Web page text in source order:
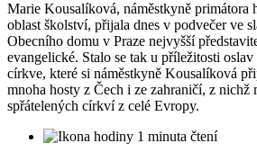
Marie Kousalíková, náměstkyně primátora
oblast školství, přijala dnes v podvečer ve
Obecního domu v Praze nejvyšší
evangelické. Stalo se tak u příležitosti
církve, které si náměstkyně Kousalíková
mnoha hosty z Čech i ze zahraničí, z
spřátelených církví z celé Evropy.
1 minuta čtení